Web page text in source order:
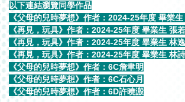
以下連結瀏覽同學作品
《父母的兒時夢想》作者：2024-25年度 畢業生
《再見，玩具》作者：2024-25年度 畢業生 張
《再見，玩具》作者：2024-25年度 畢業生 林
《再見，玩具》作者：2024-25年度 畢業生 林
《父母的兒時夢想》作者：6C詹聿明
《父母的兒時夢想》作者：6C石心月
《父母的兒時夢想》作者：6D許曉溵